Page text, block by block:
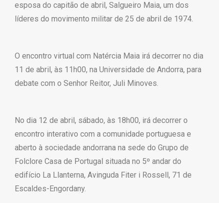
esposa do capitão de abril, Salgueiro Maia, um dos
líderes do movimento militar de 25 de abril de 1974.
O encontro virtual com Natércia Maia irá decorrer no dia
11 de abril, às 11h00, na Universidade de Andorra, para
debate com o Senhor Reitor, Juli Minoves.
No dia 12 de abril, sábado, às 18h00, irá decorrer o
encontro interativo com a comunidade portuguesa e
aberto à sociedade andorrana na sede do Grupo de
Folclore Casa de Portugal situada no 5º andar do
edifício La Llanterna, Avinguda Fiter i Rossell, 71 de
Escaldes-Engordany.